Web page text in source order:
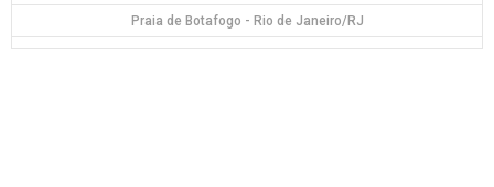
Praia de Botafogo - Rio de Janeiro/RJ